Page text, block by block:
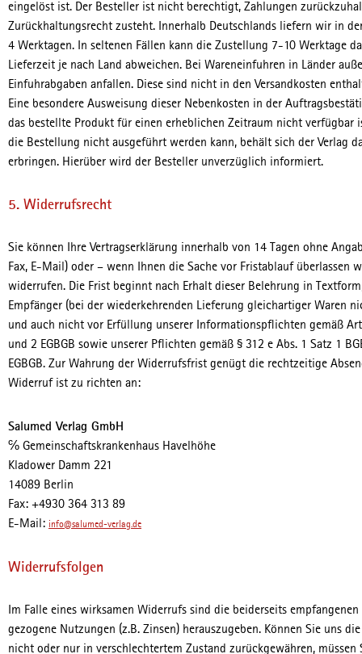
eingelöst ist. Der Besteller ist nicht berechtigt, Zahlungen
Zurückhaltungsrecht zusteht. Innerhalb Deutschlands liefern wir in
4 Werktagen. In seltenen Fällen kann die Zustellung 7-10 Werktage
Lieferzeit je nach Land abweichen. Bei Wareneinfuhren in Länder
Einfuhrabgaben anfallen. Diese sind nicht in den Versandkosten
Eine besondere Ausweisung dieser Nebenkosten in der
das bestellte Produkt für einen erheblichen Zeitraum nicht verfügbar
die Bestellung nicht ausgeführt werden kann, behält sich der Verlag
erbringen. Hierüber wird der Besteller unverzüglich informiert.
5. Widerrufsrecht
Sie können Ihre Vertragserklärung innerhalb von 14 Tagen ohne
Fax, E-Mail) oder – wenn Ihnen die Sache vor Fristablauf überlassen
widerrufen. Die Frist beginnt nach Erhalt dieser Belehrung in
Empfänger (bei der wiederkehrenden Lieferung gleichartiger Waren
und auch nicht vor Erfüllung unserer Informationspflichten gemäß
und 2 EGBGB sowie unserer Pflichten gemäß § 312 e Abs. 1 Satz 1
EGBGB. Zur Wahrung der Widerrufsfrist genügt die rechtzeitige
Widerruf ist zu richten an:
Salumed Verlag GmbH
℅ Gemeinschaftskrankenhaus Havelhöhe
Kladower Damm 221
14089 Berlin
Fax: +4930 364 313 89
E-Mail: info@salumed-verlag.de
Widerrufsfolgen
Im Falle eines wirksamen Widerrufs sind die beiderseits
gezogene Nutzungen (z.B. Zinsen) herauszugeben. Können Sie uns
nicht oder nur in verschlechtertem Zustand zurückgewähren, müssen